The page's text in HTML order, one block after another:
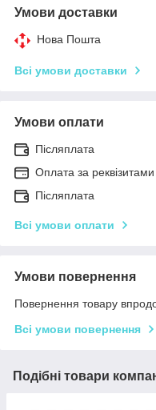
Умови доставки
Нова Пошта
Всі умови доставки
Умови оплати
Післяплата
Оплата за реквізитами
Післяплата
Всі умови оплати
Умови повернення
Повернення товару
Всі умови повернення
Подібні товари